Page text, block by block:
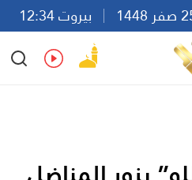
بيروت 12:34
Ar
En Fr Es